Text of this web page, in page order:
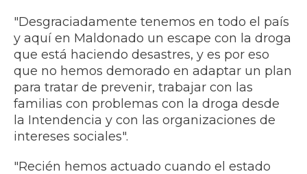
"Desgraciadamente tenemos en todo el país
y aquí en Maldonado un escape con la droga
que está haciendo desastres, y es por eso
que no hemos demorado en adaptar un plan
para tratar de prevenir, trabajar con las
familias con problemas con la droga desde
la Intendencia y con las organizaciones de
intereses sociales".
"Recién hemos actuado cuando el estado